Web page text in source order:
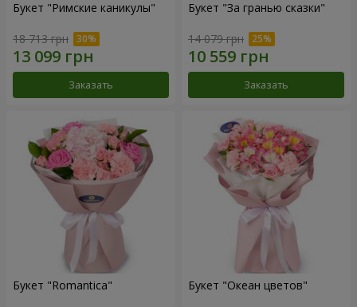
Букет "Римские каникулы"
18 713 грн
Заказать
Букет "За гранью сказки"
14 079 грн
Заказать
Букет "Romantica" Букет "Океан цветов"